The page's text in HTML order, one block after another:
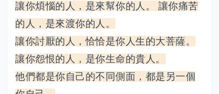
讓你煩惱的人，是來幫你的人。 讓你痛苦
的人，是來渡你的人。
讓你討厭的人，恰恰是你人生的大菩薩。
讓你怨恨的人，是你生命的貴人。
他們都是你自己的不同側面，都是另一個